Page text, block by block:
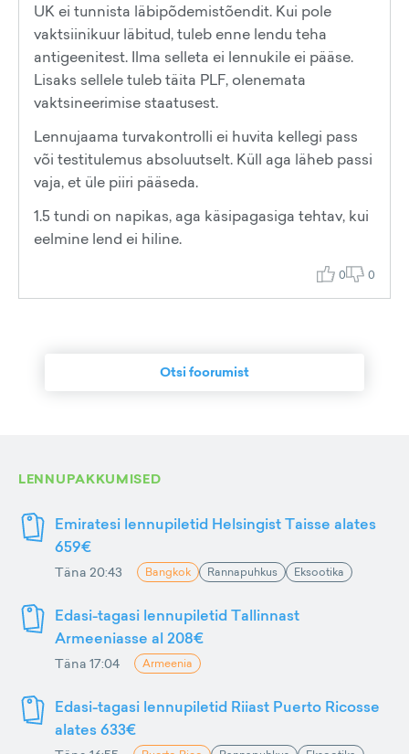
UK ei tunnista läbipõdemistõendit. Kui pole
vaktsiinikuur läbitud, tuleb enne lendu teha
antigeenitest. Ilma selleta ei lennukile ei pääse.
Lisaks sellele tuleb täita PLF, olenemata
vaktsineerimise staatusest.
Lennujaama turvakontrolli ei huvita kellegi pass
või testitulemus absoluutselt. Küll aga läheb passi
vaja, et üle piiri pääseda.
1.5 tundi on napikas, aga käsipagasiga tehtav, kui
eelmine lend ei hiline.
0 0
Otsi foorumist
LENNUPAKKUMISED
Emiratesi lennupiletid Helsingist Taisse alates
659€
Täna 20:43 Bangkok Rannapuhkus Eksootika
Edasi-tagasi lennupiletid Tallinnast
Armeeniasse al 208€
Täna 17:04 Armeenia
Edasi-tagasi lennupiletid Riiast Puerto Ricosse
alates 633€